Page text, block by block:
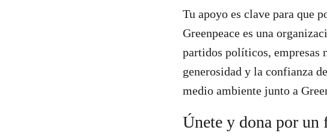
Tu apoyo es clave para que
Greenpeace es una
partidos políticos, empresas
generosidad y la confianza
medio ambiente junto a
Únete y dona por un